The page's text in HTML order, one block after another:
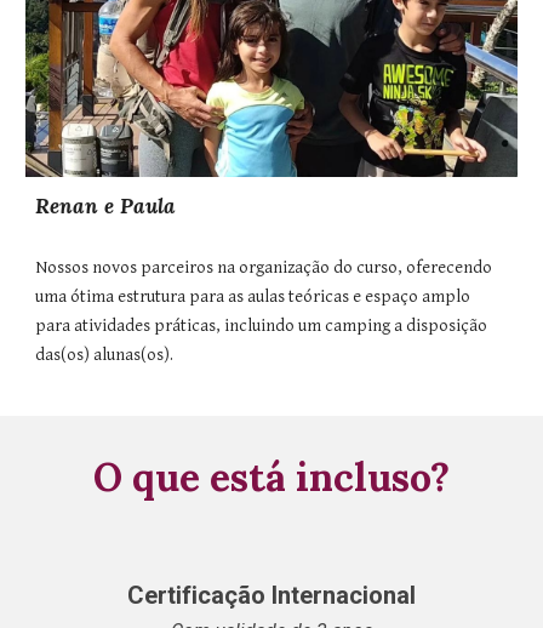
Renan e Paula
Nossos novos parceiros na organização do curso, oferecendo
uma ótima estrutura para as aulas teóricas e espaço amplo
para atividades práticas, incluindo um camping a disposição
das(os) alunas(os).
O que está incluso?
Certificação Internacional